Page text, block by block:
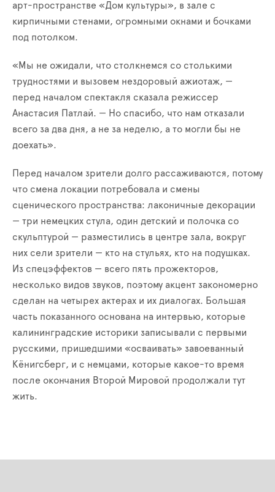
арт-пространстве «Дом культуры», в зале с
кирпичными стенами, огромными окнами и бочками
под потолком.
«Мы не ожидали, что столкнемся со столькими
трудностями и вызовем нездоровый ажиотаж, —
перед началом спектакля сказала режиссер
Анастасия Патлай. — Но спасибо, что нам отказали
всего за два дня, а не за неделю, а то могли бы не
доехать».
Перед началом зрители долго рассаживаются, потому
что смена локации потребовала и смены
сценического пространства: лаконичные декорации
— три немецких стула, один детский и полочка со
скульптурой — разместились в центре зала, вокруг
них сели зрители — кто на стульях, кто на подушках.
Из спецэффектов — всего пять прожекторов,
несколько видов звуков, поэтому акцент закономерно
сделан на четырех актерах и их диалогах. Большая
часть показанного основана на интервью, которые
калининградские историки записывали с первыми
русскими, пришедшими «осваивать» завоеванный
Кёнигсберг, и с немцами, которые какое-то время
после окончания Второй Мировой продолжали тут
жить.